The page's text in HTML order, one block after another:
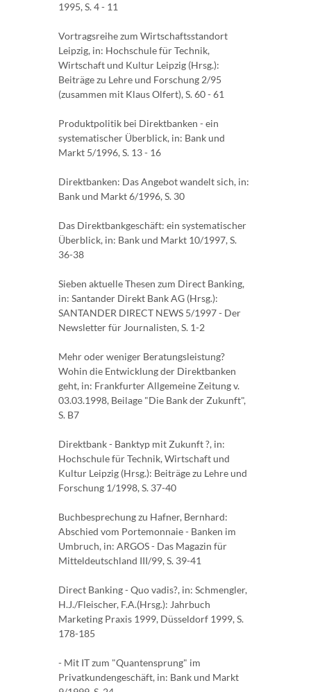
1995, S. 4 - 11
Vortragsreihe zum Wirtschaftsstandort
Leipzig, in: Hochschule für Technik,
Wirtschaft und Kultur Leipzig (Hrsg.):
Beiträge zu Lehre und Forschung 2/95
(zusammen mit Klaus Olfert), S. 60 - 61
Produktpolitik bei Direktbanken - ein
systematischer Überblick, in: Bank und
Markt 5/1996, S. 13 - 16
Direktbanken: Das Angebot wandelt sich, in:
Bank und Markt 6/1996, S. 30
Das Direktbankgeschäft: ein systematischer
Überblick, in: Bank und Markt 10/1997, S.
36-38
Sieben aktuelle Thesen zum Direct Banking,
in: Santander Direkt Bank AG (Hrsg.):
SANTANDER DIRECT NEWS 5/1997 - Der
Newsletter für Journalisten, S. 1-2
Mehr oder weniger Beratungsleistung?
Wohin die Entwicklung der Direktbanken
geht, in: Frankfurter Allgemeine Zeitung v.
03.03.1998, Beilage "Die Bank der Zukunft",
S. B7
Direktbank - Banktyp mit Zukunft ?, in:
Hochschule für Technik, Wirtschaft und
Kultur Leipzig (Hrsg.): Beiträge zu Lehre und
Forschung 1/1998, S. 37-40
Buchbesprechung zu Hafner, Bernhard:
Abschied vom Portemonnaie - Banken im
Umbruch, in: ARGOS - Das Magazin für
Mitteldeutschland III/99, S. 39-41
Direct Banking - Quo vadis?, in: Schmengler,
H.J./Fleischer, F.A.(Hrsg.): Jahrbuch
Marketing Praxis 1999, Düsseldorf 1999, S.
178-185
- Mit IT zum "Quantensprung" im
Privatkundengeschäft, in: Bank und Markt